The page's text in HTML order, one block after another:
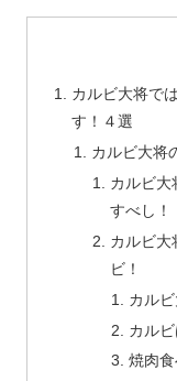
カルビ大将で
す！４選
カルビ大将
カルビ大
すべし！
カルビ大
ビ！
カル
カル
焼肉